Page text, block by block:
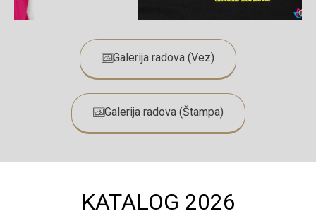
Galerija radova (Vez)
Galerija radova (Štampa)
KATALOG 2026